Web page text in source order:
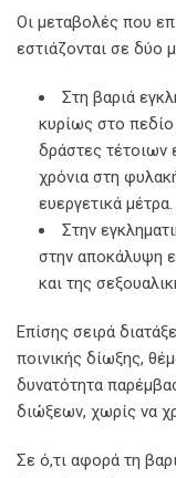
Οι μεταβολές που
εστιάζονται σε δύο
Στη βαριά
κυρίως στο
δράστες τέτοιων
χρόνια στη
ευεργετικά μέτρα.
Στην
στην αποκάλυψη
και της
Επίσης σειρά
ποινικής δίωξης,
δυνατότητα
διώξεων, χωρίς να
Σε ό,τι αφορά τη